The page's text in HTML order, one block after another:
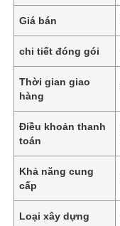
Giá bán
chi tiết đóng gói
Thời gian giao
hàng
Điều khoản thanh
toán
Khả năng cung
cấp
Loại xây dựng